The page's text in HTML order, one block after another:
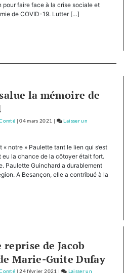
pour faire face à la crise sociale et
de COVID-19. Lutter […]
la mémoire de
|04 mars 2021 |
Laisser un
notre » Paulette tant le lien qui s’est
la chance de la côtoyer était fort.
Paulette Guinchard a durablement
A Besançon, elle a contribué à la
de Jacob
Marie-Guite Dufay
|24 février 2021 | Laisser un